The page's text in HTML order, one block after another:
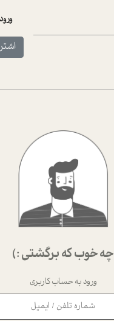
ورود
چه خوب که برگشتی :)
ورود به حساب کاربری